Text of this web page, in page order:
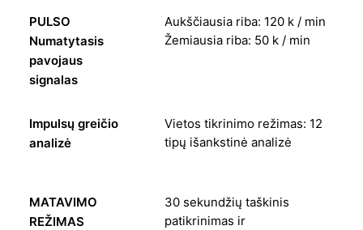
PULSO
Numatytasis
pavojaus
signalas
Aukščiausia riba: 120 k / min
Žemiausia riba: 50 k / min
Impulsų greičio
analizė
Vietos tikrinimo režimas: 12
tipų išankstinė analizė
MATAVIMO
REŽIMAS
30 sekundžių taškinis
patikrinimas ir